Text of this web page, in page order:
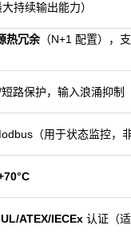
大持续输出能力）
热冗余 （N+1 配置），
路保护，输入浪涌抑制
（用于状态监控，
ATEX/IECEx 认证（